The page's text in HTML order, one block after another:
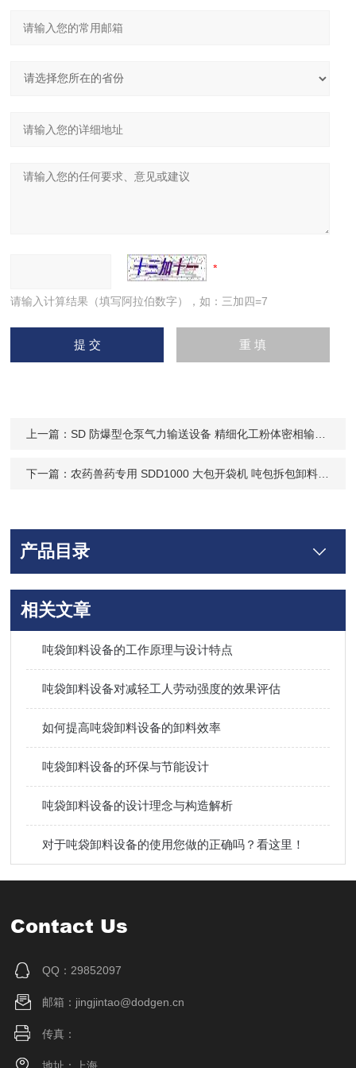
请输入计算结果（填写阿拉伯数字），如：三加四=7
上一篇： SD 防爆型仓泵气力输送设备 精细化工粉体密相输送解决方案
下一篇： 农药兽药专用 SDD1000 大包开袋机 吨包拆包卸料反应釜投料输送
产品目录
相关文章
吨袋卸料设备的工作原理与设计特点
吨袋卸料设备对减轻工人劳动强度的效果评估
如何提高吨袋卸料设备的卸料效率
吨袋卸料设备的环保与节能设计
吨袋卸料设备的设计理念与构造解析
对于吨袋卸料设备的使用您做的正确吗？看这里！
Contact Us
QQ：29852097
邮箱：jingjintao@dodgen.cn
传真：